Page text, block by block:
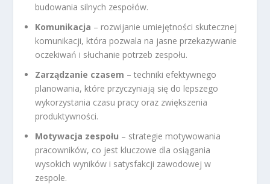
budowania silnych zespołów.
Komunikacja – rozwijanie umiejętności skutecznej
komunikacji, która pozwala na jasne przekazywanie
oczekiwań i słuchanie potrzeb zespołu.
Zarządzanie czasem – techniki efektywnego
planowania, które przyczyniają się do lepszego
wykorzystania czasu pracy oraz zwiększenia
produktywności.
Motywacja zespołu – strategie motywowania
pracowników, co jest kluczowe dla osiągania
wysokich wyników i satysfakcji zawodowej w
zespole.